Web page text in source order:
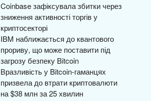
Coinbase зафіксувала збитки через
зниження активності торгів у
криптосекторі
IBM наближається до квантового
прориву, що може поставити під
загрозу безпеку Bitcoin
Вразливість у Bitcoin-гаманцях
призвела до втрати криптовалюти
на $38 млн за 25 хвилин